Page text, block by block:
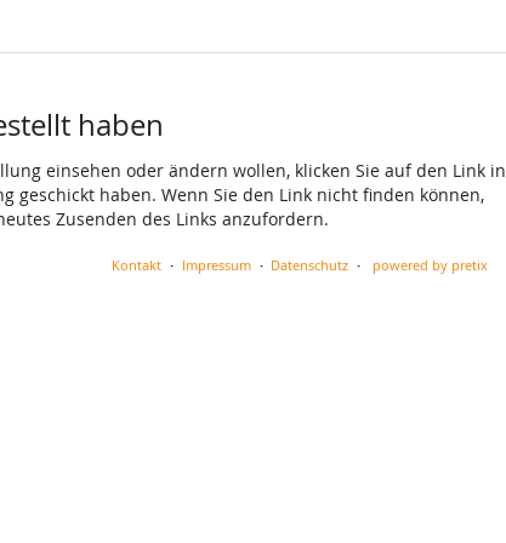
haben
einsehen oder ändern wollen, klicken Sie auf den Link in
geschickt haben. Wenn Sie den Link nicht finden können,
Zusenden des Links anzufordern.
Kontakt Impressum Datenschutz powered by pretix